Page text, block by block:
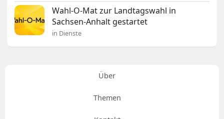
Wahl-O-Mat zur Landtagswahl in
Sachsen-Anhalt gestartet
in Dienste
Über
Themen